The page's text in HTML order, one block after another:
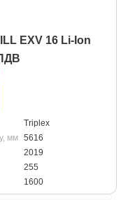
EXV 16 Li-Ion
Triplex
мм 5616
2019
255
1600